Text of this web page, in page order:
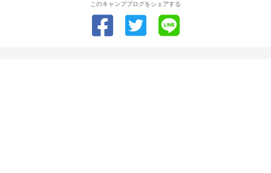
このキャンプブログをシェアする